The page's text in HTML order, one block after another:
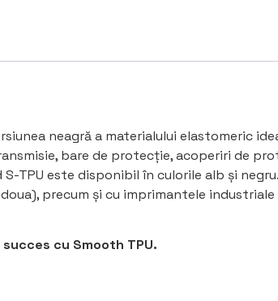
neagră a materialului elastomeric
bare de protecție, acoperiri de
TPU este disponibil în culorile alb și
precum și cu imprimantele
cu Smooth TPU.